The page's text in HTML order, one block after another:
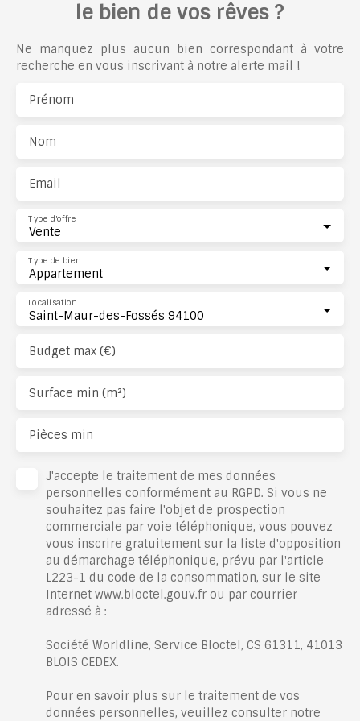
le bien de vos rêves ?
Ne manquez plus aucun bien correspondant à votre
recherche en vous inscrivant à notre alerte mail !
Prénom
Nom
Email
Vente
Type d'offre
Appartement
Type de bien
Saint-Maur-des-Fossés 94100
Localisation
Budget max (€)
Surface min (m²)
Pièces min
J'accepte le traitement de mes données
personnelles conformément au RGPD. Si vous ne
souhaitez pas faire l'objet de prospection
commerciale par voie téléphonique, vous pouvez
vous inscrire gratuitement sur la liste d'opposition
au démarchage téléphonique, prévu par l'article
L223-1 du code de la consommation, sur le site
Internet www.bloctel.gouv.fr ou par courrier
adressé à :
Société Worldline, Service Bloctel, CS 61311, 41013
BLOIS CEDEX.
Pour en savoir plus sur le traitement de vos
données personnelles, veuillez consulter notre